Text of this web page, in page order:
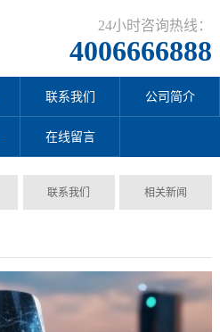
24小时咨询热线：
4006666888
联系我们 公司简介
在线留言
联系我们 相关新闻